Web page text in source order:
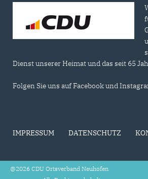
Dienst unserer Heimat und das seit 65
Folgen Sie uns auf Facebook und
IMPRESSUM DATENSCHUTZ
@2026 CDU Ortsverband Neuhofen